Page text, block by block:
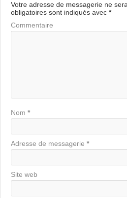
Votre adresse de messagerie ne
obligatoires sont indiqués avec*
Commentaire
Nom*
Adresse de messagerie*
Site web